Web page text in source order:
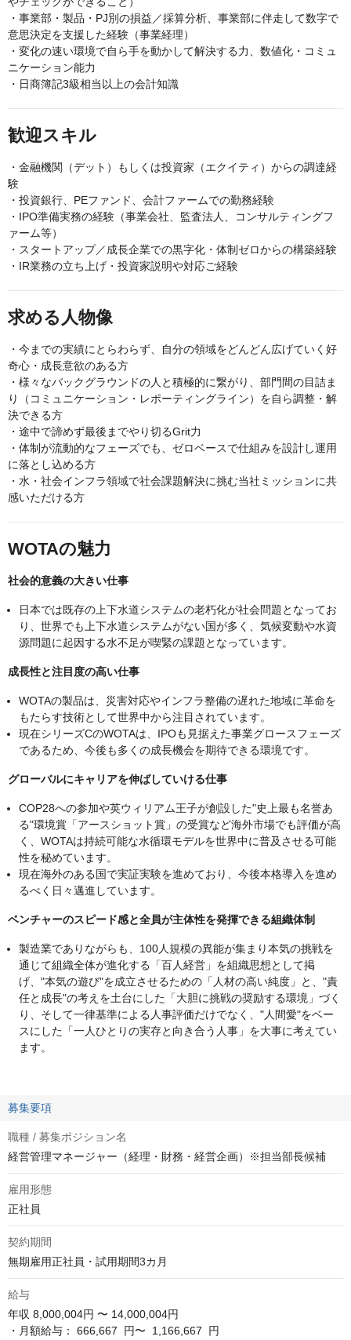
・事業部・製品・PJ別の損益／採算分析、事業部に伴走して数字で
意思決定を支援した経験（事業経理）
・変化の速い環境で自ら手を動かして解決する力、数値化・コミュ
ニケーション能力
・日商簿記3級相当以上の会計知識
歓迎スキル
・金融機関（デット）もしくは投資家（エクイティ）からの調達経
験
・投資銀行、PEファンド、会計ファームでの勤務経験
・IPO準備実務の経験（事業会社、監査法人、コンサルティングフ
ァーム等）
・スタートアップ／成長企業での黒字化・体制ゼロからの構築経験
・IR業務の立ち上げ・投資家説明や対応ご経験
求める人物像
・今までの実績にとらわらず、自分の領域をどんどん広げていく好
奇心・成長意欲のある方
・様々なバックグラウンドの人と積極的に繋がり、部門間の目詰ま
り（コミュニケーション・レポーティングライン）を自ら調整・解
決できる方
・途中で諦めず最後までやり切るGrit力
・体制が流動的なフェーズでも、ゼロベースで仕組みを設計し運用
に落とし込める方
・水・社会インフラ領域で社会課題解決に挑む当社ミッションに共
感いただける方
WOTAの魅力
社会的意義の大きい仕事
日本では既存の上下水道システムの老朽化が社会問題となってお
り、世界でも上下水道システムがない国が多く、気候変動や水資
源問題に起因する水不足が喫緊の課題となっています。
成長性と注目度の高い仕事
WOTAの製品は、災害対応やインフラ整備の遅れた地域に革命を
もたらす技術として世界中から注目されています。
現在シリーズCのWOTAは、IPOも見据えた事業グロースフェーズ
であるため、今後も多くの成長機会を期待できる環境です。
グローバルにキャリアを伸ばしていける仕事
COP28への参加や英ウィリアム王子が創設した"史上最も名誉あ
る"環境賞「アースショット賞」の受賞など海外市場でも評価が高
く、WOTAは持続可能な水循環モデルを世界中に普及させる可能
性を秘めています。
現在海外のある国で実証実験を進めており、今後本格導入を進め
るべく日々邁進しています。
ベンチャーのスピード感と全員が主体性を発揮できる組織体制
製造業でありながらも、100人規模の異能が集まり本気の挑戦を
通じて組織全体が進化する「百人経営」を組織思想として掲
げ、"本気の遊び"を成立させるための「人材の高い純度」と、"責
任と成長"の考えを土台にした「大胆に挑戦の奨励する環境」づく
り、そして一律基準による人事評価だけでなく、"人間愛"をベー
スにした「一人ひとりの実存と向き合う人事」を大事に考えてい
ます。
募集要項
職種 / 募集ポジション名
経営管理マネージャー（経理・財務・経営企画）※担当部長候補
雇用形態
正社員
契約期間
無期雇用正社員・試用期間3カ月
給与
年収 8,000,004円 〜 14,000,004円
・月額給与： 666,667  円〜  1,166,667  円